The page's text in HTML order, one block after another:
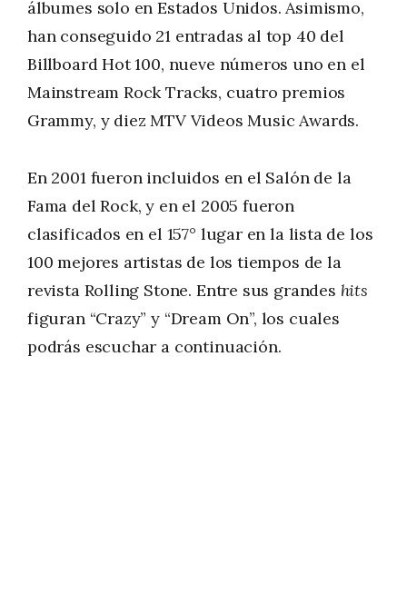
álbumes solo en Estados Unidos. Asimismo,
han conseguido 21 entradas al top 40 del
Billboard Hot 100, nueve números uno en el
Mainstream Rock Tracks, cuatro premios
Grammy, y diez MTV Videos Music Awards.
En 2001 fueron incluidos en el Salón de la
Fama del Rock, y en el 2005 fueron
clasificados en el 157° lugar en la lista de los
100 mejores artistas de los tiempos de la
revista Rolling Stone. Entre sus grandes hits
figuran “Crazy” y “Dream On”, los cuales
podrás escuchar a continuación.